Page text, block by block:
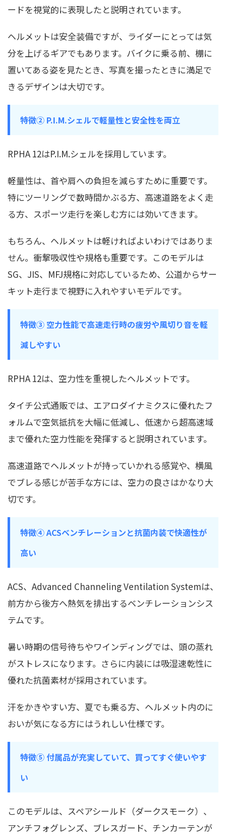
ードを視覚的に表現したと説明されています。
ヘルメットは安全装備ですが、ライダーにとっては気
分を上げるギアでもあります。バイクに乗る前、棚に
置いてある姿を見たとき、写真を撮ったときに満足で
きるデザインは大切です。
特徴② P.I.M.シェルで軽量性と安全性を両立
RPHA 12はP.I.M.シェルを採用しています。
軽量性は、首や肩への負担を減らすために重要です。
特にツーリングで数時間かぶる方、高速道路をよく走
る方、スポーツ走行を楽しむ方には効いてきます。
もちろん、ヘルメットは軽ければよいわけではありま
せん。衝撃吸収性や規格も重要です。このモデルは
SG、JIS、MFJ規格に対応しているため、公道からサー
キット走行まで視野に入れやすいモデルです。
特徴③ 空力性能で高速走行時の疲労や風切り音を軽
減しやすい
RPHA 12は、空力性を重視したヘルメットです。
タイチ公式通販では、エアロダイナミクスに優れたフ
ォルムで空気抵抗を大幅に低減し、低速から超高速域
まで優れた空力性能を発揮すると説明されています。
高速道路でヘルメットが持っていかれる感覚や、横風
でブレる感じが苦手な方には、空力の良さはかなり大
切です。
特徴④ ACSベンチレーションと抗菌内装で快適性が
高い
ACS、Advanced Channeling Ventilation Systemは、
前方から後方へ熱気を排出するベンチレーションシス
テムです。
暑い時期の信号待ちやワインディングでは、頭の蒸れ
がストレスになります。さらに内装には吸湿速乾性に
優れた抗菌素材が採用されています。
汗をかきやすい方、夏でも乗る方、ヘルメット内のに
おいが気になる方にはうれしい仕様です。
特徴⑤ 付属品が充実していて、買ってすぐ使いやす
い
このモデルは、スペアシールド（ダークスモーク）、
アンチフォグレンズ、ブレスガード、チンカーテンが